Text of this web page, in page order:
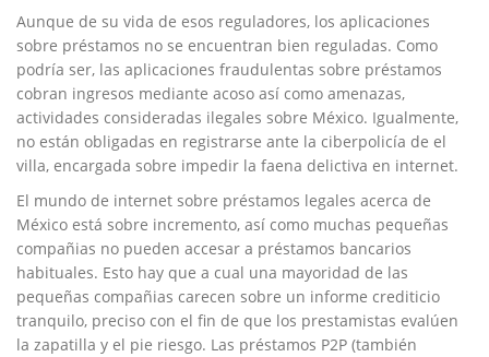
Aunque de su vida de esos reguladores, los aplicaciones
sobre préstamos no se encuentran bien reguladas. Como
podrí­a ser, las aplicaciones fraudulentas sobre préstamos
cobran ingresos mediante acoso así­ como amenazas,
actividades consideradas ilegales sobre México. Igualmente,
no están obligadas en registrarse ante la ciberpolicía de el
villa, encargada sobre impedir la faena delictiva en internet.
El mundo de internet sobre préstamos legales acerca de
México está sobre incremento, así­ como muchas pequeñas
compañias no pueden accesar a préstamos bancarios
habituales. Esto hay que a cual una mayoridad de las
pequeñas compañias carecen sobre un informe crediticio
tranquilo, preciso con el fin de que los prestamistas evalúen
la zapatilla y el pie riesgo. Las préstamos P2P (también